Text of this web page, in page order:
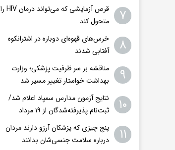
۷
قرص آزمایشی که می‌تواند درمان HIV را
متحول کند
۸
خرس‌های قهوه‌ای دوباره در اشترانکوه
آفتابی شدند
۹
مناقشه بر سر ظرفیت پزشکی؛ وزارت
بهداشت خواستار تغییر مسیر شد
۱۰
نتایج آزمون مدارس سمپاد اعلام شد/
ثبت‌نام پذیرفته‌شدگان از ۱۹ مرداد
۱۱
پنج چیزی که پزشکان آرزو دارند مردان
درباره سلامت جنسی‌شان بدانند